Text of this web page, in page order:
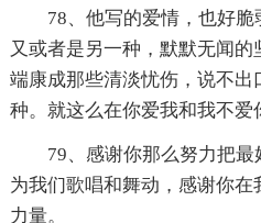
78、他写的爱情，也好脆
又或者是另一种，默默无闻的
端康成那些清淡忧伤，说不
种。就这么在你爱我和我不爱
79、感谢你那么努力把
为我们歌唱和舞动，感谢你
力量。